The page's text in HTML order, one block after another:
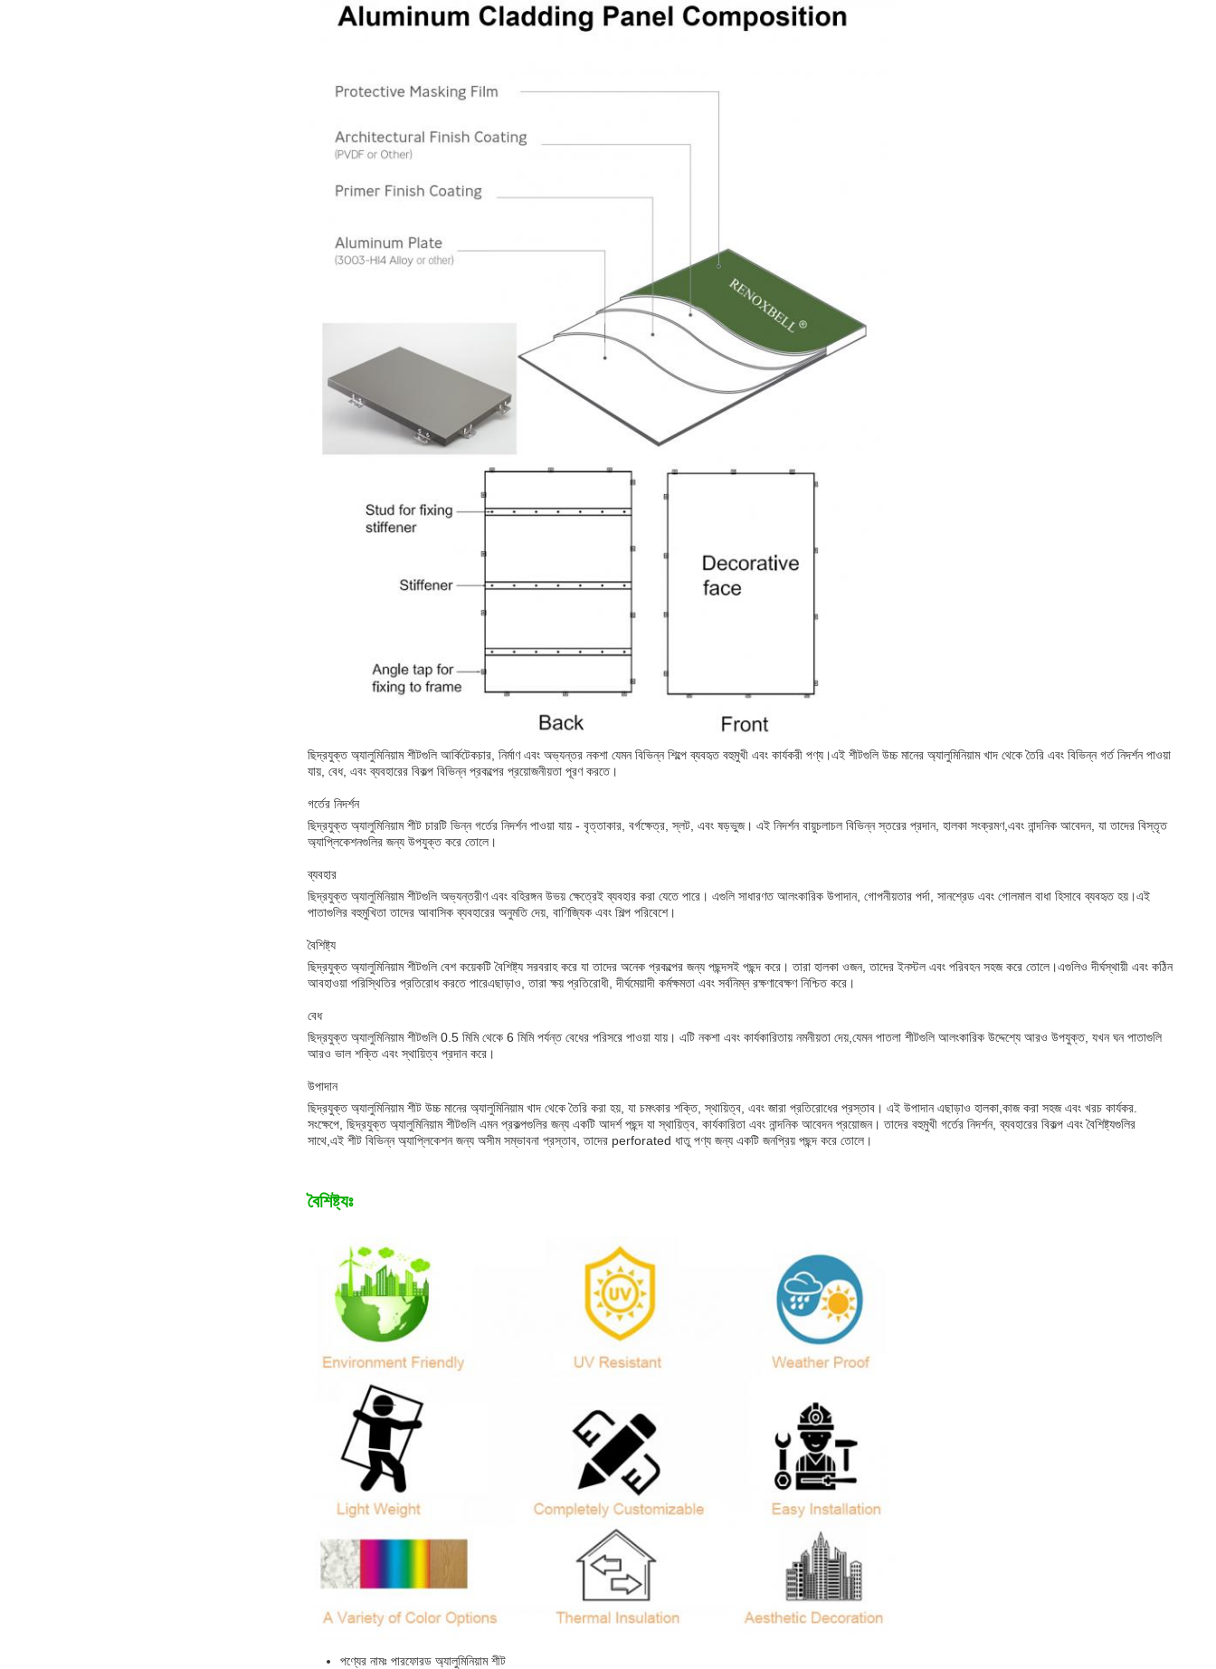
ছিদ্রযুক্ত অ্যালুমিনিয়াম শীটগুলি আর্কিটেকচার, নির্মাণ এবং অভ্যন্তর নকশা যেমন বিভিন্ন শিল্পে ব্যবহৃত বহুমুখী এবং কার্যকরী পণ্য।এই শীটগুলি উচ্চ মানের অ্যালুমিনিয়াম খাদ থেকে তৈরি এবং বিভিন্ন গর্ত নিদর্শন পাওয়া
যায়, বেধ, এবং ব্যবহারের বিকল্প বিভিন্ন প্রকল্পের প্রয়োজনীয়তা পূরণ করতে।
গর্তের নিদর্শন
ছিদ্রযুক্ত অ্যালুমিনিয়াম শীট চারটি ভিন্ন গর্তের নিদর্শন পাওয়া যায় - বৃত্তাকার, বর্গক্ষেত্র, স্লট, এবং ষড়ভুজ। এই নিদর্শন বায়ুচলাচল বিভিন্ন স্তরের প্রদান, হালকা সংক্রমণ,এবং নান্দনিক আবেদন, যা তাদের বিস্তৃত
অ্যাপ্লিকেশনগুলির জন্য উপযুক্ত করে তোলে।
ব্যবহার
ছিদ্রযুক্ত অ্যালুমিনিয়াম শীটগুলি অভ্যন্তরীণ এবং বহিরঙ্গন উভয় ক্ষেত্রেই ব্যবহার করা যেতে পারে। এগুলি সাধারণত আলংকারিক উপাদান, গোপনীয়তার পর্দা, সানশ্রেড এবং গোলমাল বাধা হিসাবে ব্যবহৃত হয়।এই
পাতাগুলির বহুমুখিতা তাদের আবাসিক ব্যবহারের অনুমতি দেয়, বাণিজ্যিক এবং শিল্প পরিবেশে।
বৈশিষ্ট্য
ছিদ্রযুক্ত অ্যালুমিনিয়াম শীটগুলি বেশ কয়েকটি বৈশিষ্ট্য সরবরাহ করে যা তাদের অনেক প্রকল্পের জন্য পছন্দসই পছন্দ করে। তারা হালকা ওজন, তাদের ইনস্টল এবং পরিবহন সহজ করে তোলে।এগুলিও দীর্ঘস্থায়ী এবং কঠিন
আবহাওয়া পরিস্থিতির প্রতিরোধ করতে পারেএছাড়াও, তারা ক্ষয় প্রতিরোধী, দীর্ঘমেয়াদী কর্মক্ষমতা এবং সর্বনিম্ন রক্ষণাবেক্ষণ নিশ্চিত করে।
বেধ
ছিদ্রযুক্ত অ্যালুমিনিয়াম শীটগুলি 0.5 মিমি থেকে 6 মিমি পর্যন্ত বেধের পরিসরে পাওয়া যায়। এটি নকশা এবং কার্যকারিতায় নমনীয়তা দেয়,যেমন পাতলা শীটগুলি আলংকারিক উদ্দেশ্যে আরও উপযুক্ত, যখন ঘন পাতাগুলি
আরও ভাল শক্তি এবং স্থায়িত্ব প্রদান করে।
উপাদান
ছিদ্রযুক্ত অ্যালুমিনিয়াম শীট উচ্চ মানের অ্যালুমিনিয়াম খাদ থেকে তৈরি করা হয়, যা চমৎকার শক্তি, স্থায়িত্ব, এবং জারা প্রতিরোধের প্রস্তাব। এই উপাদান এছাড়াও হালকা,কাজ করা সহজ এবং খরচ কার্যকর.
সংক্ষেপে, ছিদ্রযুক্ত অ্যালুমিনিয়াম শীটগুলি এমন প্রকল্পগুলির জন্য একটি আদর্শ পছন্দ যা স্থায়িত্ব, কার্যকারিতা এবং নান্দনিক আবেদন প্রয়োজন। তাদের বহুমুখী গর্তের নিদর্শন, ব্যবহারের বিকল্প এবং বৈশিষ্ট্যগুলির
সাথে,এই শীট বিভিন্ন অ্যাপ্লিকেশন জন্য অসীম সম্ভাবনা প্রস্তাব, তাদের perforated ধাতু পণ্য জন্য একটি জনপ্রিয় পছন্দ করে তোলে।
বৈশিষ্ট্যঃ
পণ্যের নামঃ পারফোরড অ্যালুমিনিয়াম শীট